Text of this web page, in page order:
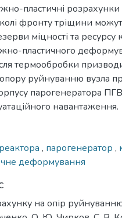
пластичні розрахунки
фронту тріщини
міцності та ресурсу
пластичного
термообробки
руйнуванню вузла
парогенератора
навантаження.
, парогенератор ,
деформування
на опір